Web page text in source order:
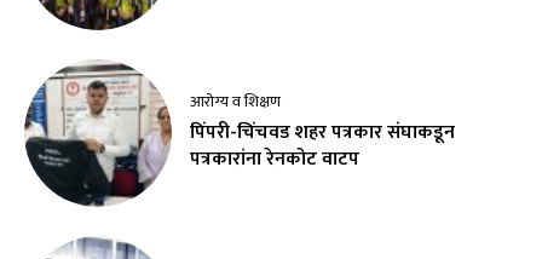
आरोग्य व शिक्षण
पिंपरी-चिंचवड शहर पत्रकार संघाकडून
पत्रकारांना रेनकोट वाटप